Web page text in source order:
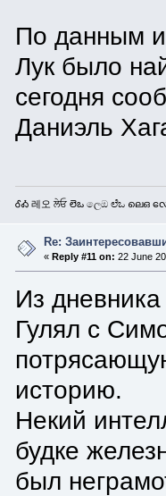
По данным
Лук было
сегодня
Даниэль
ᎴᎣ 레오 ਲੇਓ లెఒ ලෙඔ ಲೆಒ ലെഒ လ
Re:
«Reply #11 on: 22 June
Из
Гулял с
историю.
Некий
будке
был